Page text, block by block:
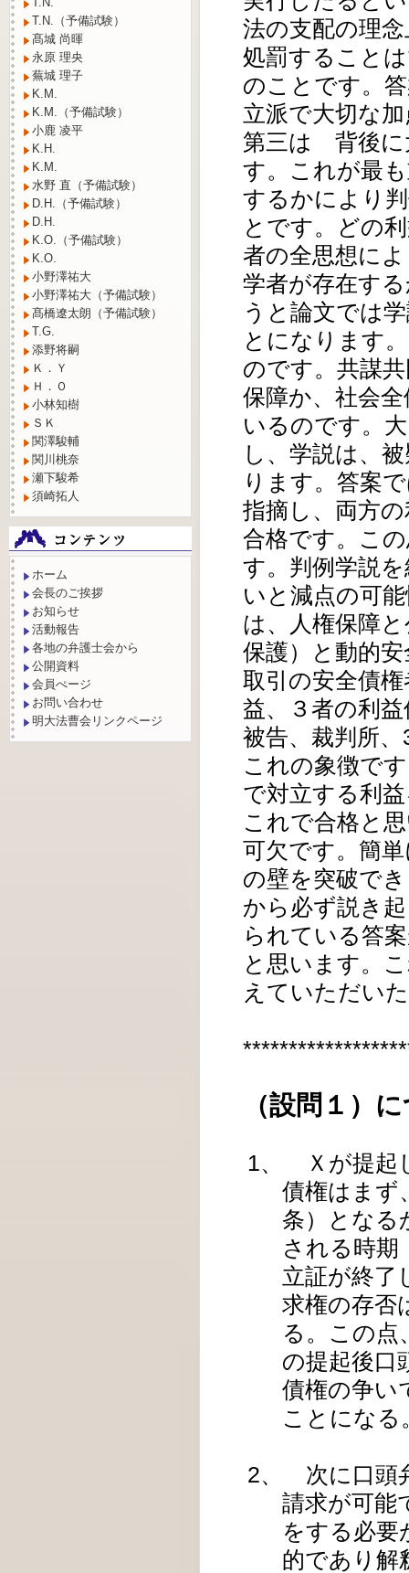
法の支配の理
処罰すること
のことです。
立派で大切な
第三は 背後に
す。これが最
するかにより
とです。どの
者の全思想に
学者が存在す
うと論文では
とになります
のです。共謀
保障か、社会
いるのです。
し、学説は、
ります。答案
指摘し、両方
合格です。こ
す。判例学説
いと減点の可
は、人権保障
保護）と動的
取引の安全債
益、３者の利
被告、裁判所
これの象徴で
で対立する利
これで合格と
可欠です。簡
の壁を突破で
から必ず説き
られている答
と思います。
えていただい
（設問１）
1、 Ｘが提起
債権はまず
条）となる
される時
立証が終了
求権の存否
る。この点
の提起後口
債権の争い
ことになる
2、 次に口頭
請求が可能
をする必要
的であり解
T.N.（予備試験）
髙城 尚暉
永原 理央
蕪城 理子
K.M.
K.M.（予備試験）
小鹿 凌平
K.H.
K.M.
水野 直（予備試験）
D.H.（予備試験）
D.H.
K.O.（予備試験）
K.O.
小野澤祐大
小野澤祐大（予備試験）
髙橋遼太朗（予備試験）
T.G.
添野将嗣
Ｋ．Ｙ
Ｈ．Ｏ
小林知樹
ＳＫ
関澤駿輔
関川桃奈
瀬下駿希
須崎拓人
ホーム
会長のご挨拶
お知らせ
活動報告
各地の弁護士会から
公開資料
会員ぺージ
お問い合わせ
明大法曹会リンクページ